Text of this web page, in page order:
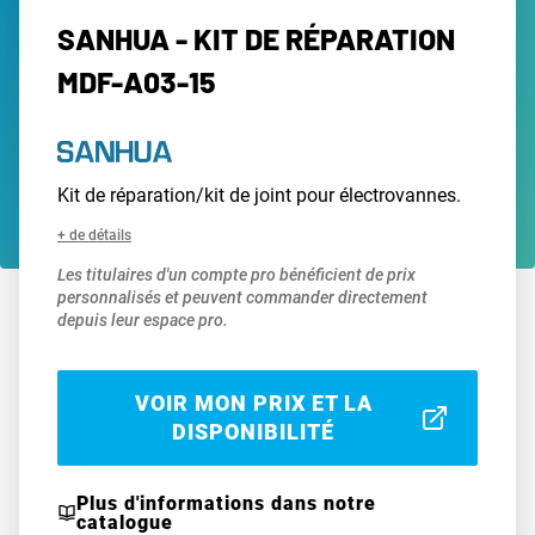
SANHUA - KIT DE RÉPARATION
MDF-A03-15
Kit de réparation/kit de joint pour électrovannes.
+ de détails
Les titulaires d'un compte pro bénéficient de prix
personnalisés et peuvent commander directement
depuis leur espace pro.
VOIR MON PRIX ET LA
DISPONIBILITÉ
Plus d'informations dans notre
catalogue